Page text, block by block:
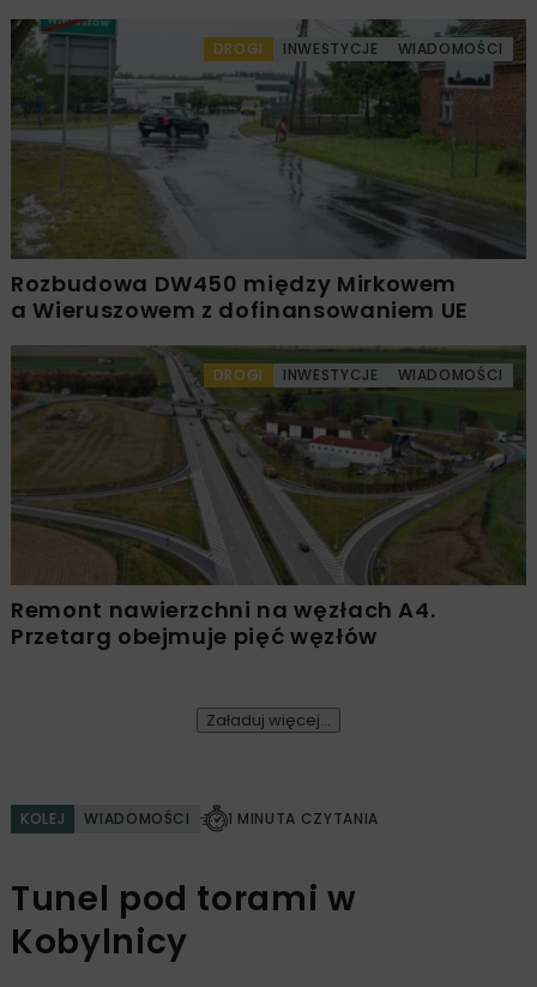
DROGI INWESTYCJE WIADOMOŚCI
Rozbudowa DW450 między Mirkowem
a Wieruszowem z dofinansowaniem UE
DROGI INWESTYCJE WIADOMOŚCI
Remont nawierzchni na węzłach A4.
Przetarg obejmuje pięć węzłów
Załaduj więcej...
KOLEJ WIADOMOŚCI 1 MINUTA CZYTANIA
Tunel pod torami w
Kobylnicy